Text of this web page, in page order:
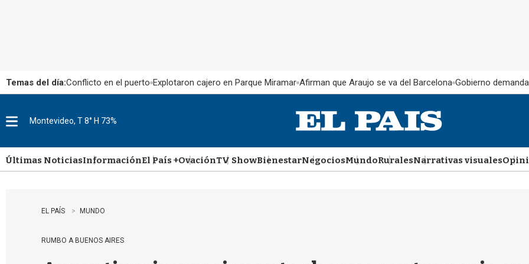
Temas del día:Conflicto en el puerto Explotaron cajero en Parque Miramar Afirman que Araujo se va del Barcelona Gobierno
u
Montevideo, T 8° H 73%
Últimas NoticiasInformaciónEl País +OvaciónTV ShowBienestarNegociosMundoRuralesNarrativas visuales
EL PAÍS MUNDO
RUMBO A BUENOS AIRES